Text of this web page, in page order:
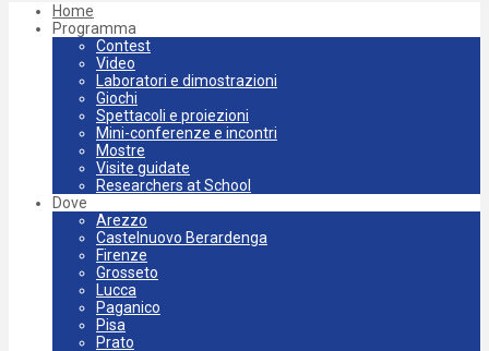
Home
Programma
Contest
Video
Laboratori e dimostrazioni
Giochi
Spettacoli e proiezioni
Mini-conferenze e incontri
Mostre
Visite guidate
Researchers at School
Dove
Arezzo
Castelnuovo Berardenga
Firenze
Grosseto
Lucca
Paganico
Pisa
Prato